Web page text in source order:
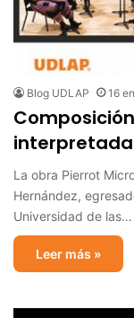
Blog UDLAP 16
interpretada
La obra Pierrot
Hernández,
Universidad de las…
Leer más »